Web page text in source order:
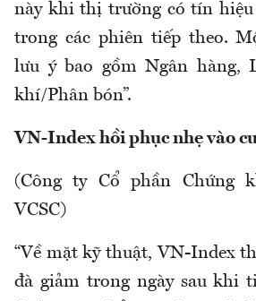
này khi thị trường có tín
trong các phiên tiếp theo.
lưu ý bao gồm Ngân hàng,
khí/Phân bón”.
VN-Index hồi phục nhẹ vào
(Công ty Cổ phần Chứng
VCSC)
“Về mặt kỹ thuật, VN-Index
đà giảm trong ngày sau khi